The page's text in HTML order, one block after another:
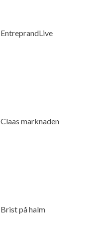
EntreprandLive
Claas marknaden
Brist på halm